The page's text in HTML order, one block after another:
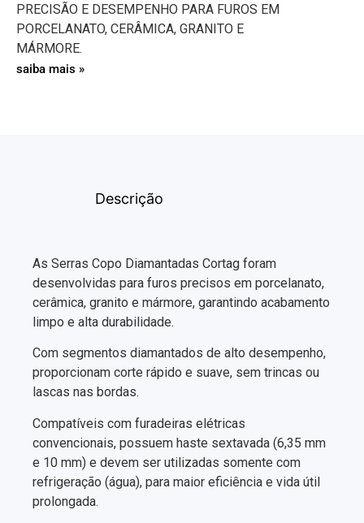
PRECISÃO E DESEMPENHO PARA FUROS EM
PORCELANATO, CERÂMICA, GRANITO E
MÁRMORE.
saiba mais »
Descrição
As Serras Copo Diamantadas Cortag foram
desenvolvidas para furos precisos em porcelanato,
cerâmica, granito e mármore, garantindo acabamento
limpo e alta durabilidade.
Com segmentos diamantados de alto desempenho,
proporcionam corte rápido e suave, sem trincas ou
lascas nas bordas.
Compatíveis com furadeiras elétricas
convencionais, possuem haste sextavada (6,35 mm
e 10 mm) e devem ser utilizadas somente com
refrigeração (água), para maior eficiência e vida útil
prolongada.